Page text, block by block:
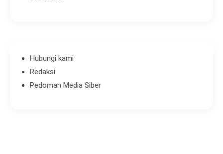
Hubungi kami
Redaksi
Pedoman Media Siber